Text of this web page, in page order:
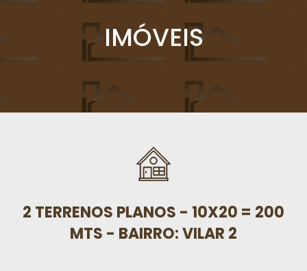
IMÓVEIS
2 TERRENOS PLANOS - 10X20 = 200
MTS - BAIRRO: VILAR 2